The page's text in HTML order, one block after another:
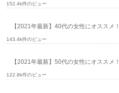
152.4k件のビュー
【2021年最新】40代の女性にオススメ
143.4k件のビュー
【2021年最新】50代の女性にオススメ
122.8k件のビュー